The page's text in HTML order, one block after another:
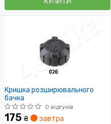
Кришка розширювального
бачка
0 відгуків
175 ₴ завтра